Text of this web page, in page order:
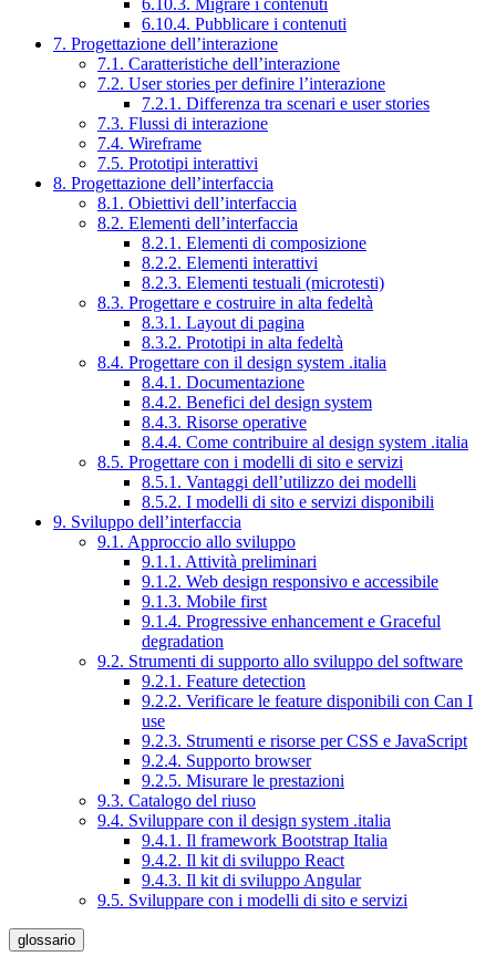
6.10.3. Migrare i contenuti
6.10.4. Pubblicare i contenuti
7. Progettazione dell’interazione
7.1. Caratteristiche dell’interazione
7.2. User stories per definire l’interazione
7.2.1. Differenza tra scenari e user stories
7.3. Flussi di interazione
7.4. Wireframe
7.5. Prototipi interattivi
8. Progettazione dell’interfaccia
8.1. Obiettivi dell’interfaccia
8.2. Elementi dell’interfaccia
8.2.1. Elementi di composizione
8.2.2. Elementi interattivi
8.2.3. Elementi testuali (microtesti)
8.3. Progettare e costruire in alta fedeltà
8.3.1. Layout di pagina
8.3.2. Prototipi in alta fedeltà
8.4. Progettare con il design system .italia
8.4.1. Documentazione
8.4.2. Benefici del design system
8.4.3. Risorse operative
8.4.4. Come contribuire al design system .italia
8.5. Progettare con i modelli di sito e servizi
8.5.1. Vantaggi dell’utilizzo dei modelli
8.5.2. I modelli di sito e servizi disponibili
9. Sviluppo dell’interfaccia
9.1. Approccio allo sviluppo
9.1.1. Attività preliminari
9.1.2. Web design responsivo e accessibile
9.1.3. Mobile first
9.1.4. Progressive enhancement e Graceful
degradation
9.2. Strumenti di supporto allo sviluppo del software
9.2.1. Feature detection
9.2.2. Verificare le feature disponibili con Can I
use
9.2.3. Strumenti e risorse per CSS e JavaScript
9.2.4. Supporto browser
9.2.5. Misurare le prestazioni
9.3. Catalogo del riuso
9.4. Sviluppare con il design system .italia
9.4.1. Il framework Bootstrap Italia
9.4.2. Il kit di sviluppo React
9.4.3. Il kit di sviluppo Angular
9.5. Sviluppare con i modelli di sito e servizi
glossario